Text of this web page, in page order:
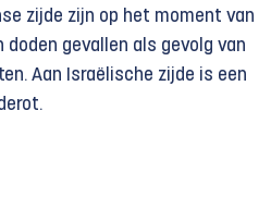
zijde zijn op het moment van
gevallen als gevolg van
Aan Israëlische zijde is een